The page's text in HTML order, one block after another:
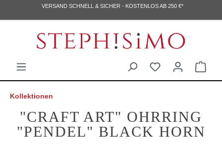
VERSAND SCHNELL & SICHER - KOSTENLOS AB 250 €*
Kollektionen
"CRAFT ART" OHRRING
"PENDEL" BLACK HORN